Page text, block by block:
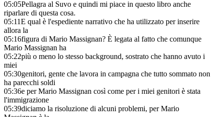
05:05Pellagra al Suvo e quindi mi piace in questo libro anche
riparlare di questa cosa.
05:11E qual è l'espediente narrativo che ha utilizzato per inserire
allora la
05:16figura di Mario Massignan? È legata al fatto che comunque
Mario Massignan ha
05:22più o meno lo stesso background, sostrato che hanno avuto i
miei
05:30genitori, gente che lavora in campagna che tutto sommato non
ha parecchi soldi
05:36e per Mario Massignan così come per i miei genitori è stata
l'immigrazione
05:39diciamo la risoluzione di alcuni problemi, per Mario